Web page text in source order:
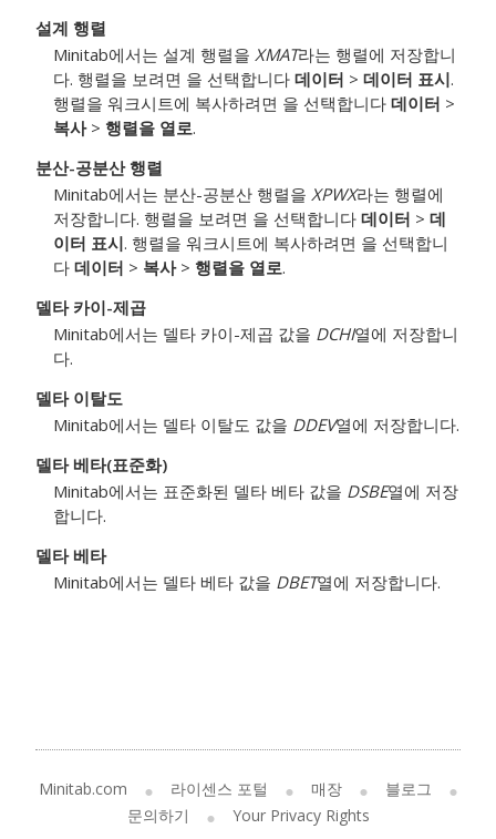
설계 행렬
Minitab에서는 설계 행렬을 XMAT라는 행렬에 저장합니
다. 행렬을 보려면 을 선택합니다 데이터 > 데이터 표시.
행렬을 워크시트에 복사하려면 을 선택합니다 데이터 >
복사> 행렬을 열로.
분산-공분산 행렬
Minitab에서는 분산-공분산 행렬을 XPWX라는 행렬에
저장합니다. 행렬을 보려면 을 선택합니다 데이터 > 데
이터 표시. 행렬을 워크시트에 복사하려면 을 선택합니
다 데이터 > 복사> 행렬을 열로.
델타 카이-제곱
Minitab에서는 델타 카이-제곱 값을 DCHI열에 저장합니
다.
델타 이탈도
Minitab에서는 델타 이탈도 값을 DDEV열에 저장합니다.
델타 베타(표준화)
Minitab에서는 표준화된 델타 베타 값을 DSBE열에 저장
합니다.
델타 베타
Minitab에서는 델타 베타 값을 DBET열에 저장합니다.
Minitab.com 라이센스 포털 매장
블로그
문의하기
Your Privacy Rights